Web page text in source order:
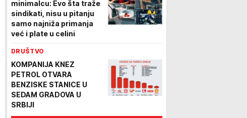
minimalcu: Evo šta traže
sindikati, nisu u pitanju
samo najniža primanja
već i plate u celini
DRUŠTVO
KOMPANIJA KNEZ
PETROL OTVARA
BENZISKE STANICE U
SEDAM GRADOVA U
SRBIJI